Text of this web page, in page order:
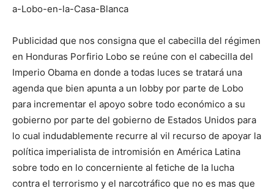
a-Lobo-en-la-Casa-Blanca
Publicidad que nos consigna que el cabecilla del régimen
en Honduras Porfirio Lobo se reúne con el cabecilla del
Imperio Obama en donde a todas luces se tratará una
agenda que bien apunta a un lobby por parte de Lobo
para incrementar el apoyo sobre todo económico a su
gobierno por parte del gobierno de Estados Unidos para
lo cual indudablemente recurre al vil recurso de apoyar la
política imperialista de intromisión en América Latina
sobre todo en lo concerniente al fetiche de la lucha
contra el terrorismo y el narcotráfico que no es mas que